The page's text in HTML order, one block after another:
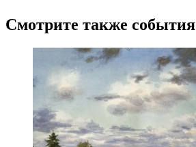
Смотрите также события